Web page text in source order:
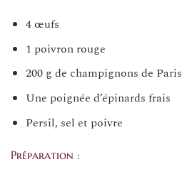
4 œufs
1 poivron rouge
200 g de champignons de Paris
Une poignée d’épinards frais
Persil, sel et poivre
Préparation :